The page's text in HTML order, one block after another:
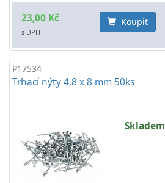
23,00 Kč
s DPH
Koupit
P17534
Trhací nýty 4,8 x 8 mm 50ks
Skladem